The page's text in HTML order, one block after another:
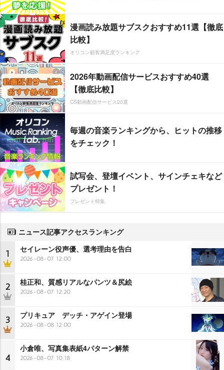
漫画読み放題サブスクおすすめ11選【徹底
比較】
オリコン顧客満足度ランキング
2026年動画配信サービスおすすめ40選
【徹底比較】
CS動画配信サービス20選
毎週の音楽ランキングから、ヒットの推移
をチェック！
試写会、登壇イベント、サインチェキなど
プレゼント！
プレゼント特集
ニュース記事アクセスランキング
1 セイレーン役声優、選考理由を告白
2026-08-07 12:00
2 桂正和、質感リアルなパンツ＆尻絵
2026-08-07 12:20
3 プリキュア デッチ・アゲイン登場
2026-08-08 12:00
4
小倉唯、写真集表紙4パターン解禁
2026-08-07 10:18